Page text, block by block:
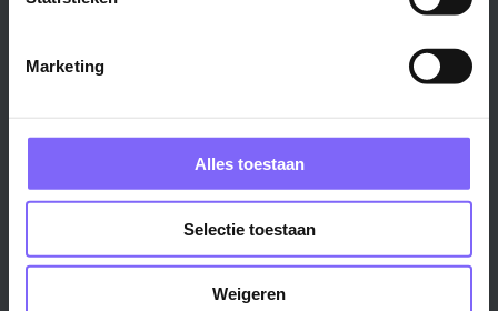
Marketing
Alles toestaan
Selectie toestaan
Weigeren
Venlo ›
Alle steden ›
Functie
Productiemedewerker ›